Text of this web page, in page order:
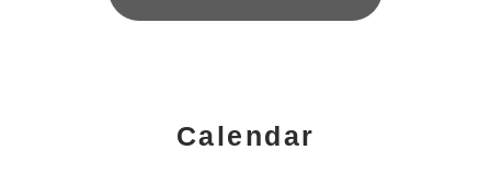
Calendar